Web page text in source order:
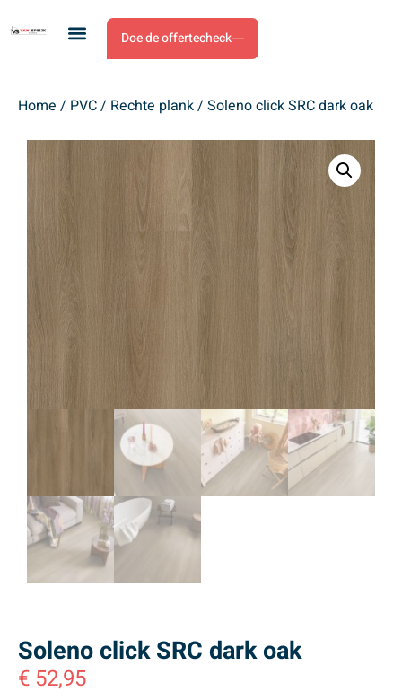
Doe de offertecheck
Home / PVC/ Rechte plank/ Soleno click SRC dark oak
Soleno click SRC dark oak
€ 52,95